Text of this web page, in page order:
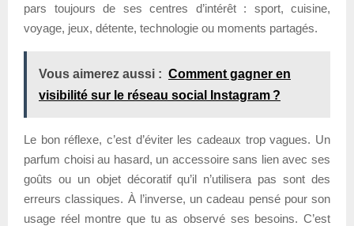
pars toujours de ses centres d’intérêt : sport, cuisine,
voyage, jeux, détente, technologie ou moments partagés.
Vous aimerez aussi : Comment gagner en
visibilité sur le réseau social Instagram ?
Le bon réflexe, c’est d’éviter les cadeaux trop vagues. Un
parfum choisi au hasard, un accessoire sans lien avec ses
goûts ou un objet décoratif qu’il n’utilisera pas sont des
erreurs classiques. À l’inverse, un cadeau pensé pour son
usage réel montre que tu as observé ses besoins. C’est